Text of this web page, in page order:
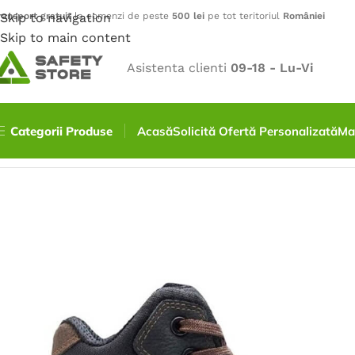
Skip to navigation
Skip to main content
gratuitla comenzi de peste 500 lei pe tot teritoriul României
Asistenta clienti 09-18 - Lu-Vi
Categorii Produse AcasăSolicită Ofertă Personalizată